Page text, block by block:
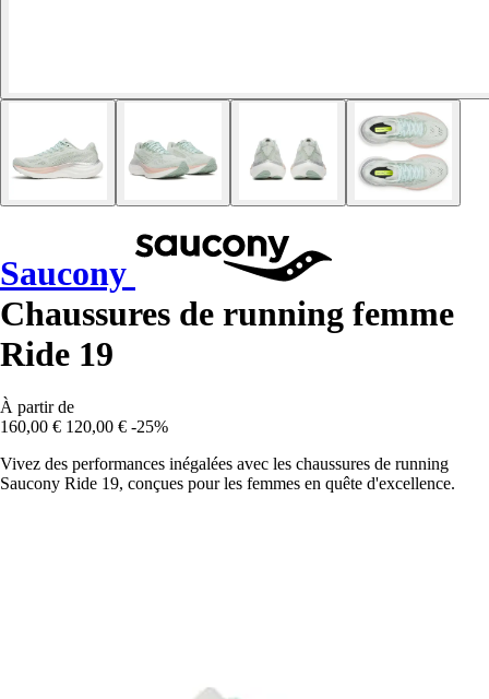
Saucony
Chaussures de running femme
Ride 19
À partir de
160,00 € 120,00 € -25%
Vivez des performances inégalées avec les chaussures de running
Saucony Ride 19, conçues pour les femmes en quête d'excellence.